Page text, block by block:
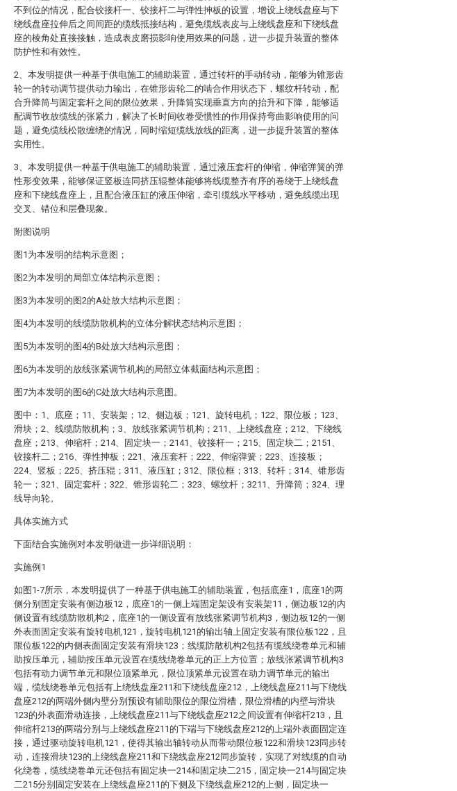
不到位的情况，配合铰接杆一、铰接杆二与弹性抻板的设置，增设上绕线盘座与下
绕线盘座拉伸后之间间距的缆线抵接结构，避免缆线表皮与上绕线盘座和下绕线盘
座的棱角处直接接触，造成表皮磨损影响使用效果的问题，进一步提升装置的整体
防护性和有效性。
2、本发明提供一种基于供电施工的辅助装置，通过转杆的手动转动，能够为锥形齿
轮一的转动调节提供动力输出，在锥形齿轮二的啮合作用状态下，螺纹杆转动，配
合升降筒与固定套杆之间的限位效果，升降筒实现垂直方向的抬升和下降，能够适
配调节收放缆线的张紧力，解决了长时间收卷受惯性的作用保持弯曲影响使用的问
题，避免缆线松散缠绕的情况，同时缩短缆线放线的距离，进一步提升装置的整体
实用性。
3、本发明提供一种基于供电施工的辅助装置，通过液压套杆的伸缩，伸缩弹簧的弹
性形变效果，能够保证竖板连同挤压辊整体能够将线缆整齐有序的卷绕于上绕线盘
座和下绕线盘座上，且配合液压缸的液压伸缩，牵引缆线水平移动，避免线缆出现
交叉、错位和层叠现象。
附图说明
图1为本发明的结构示意图；
图2为本发明的局部立体结构示意图；
图3为本发明的图2的A处放大结构示意图；
图4为本发明的线缆防散机构的立体分解状态结构示意图；
图5为本发明的图4的B处放大结构示意图；
图6为本发明的放线张紧调节机构的局部立体截面结构示意图；
图7为本发明的图6的C处放大结构示意图。
图中：1、底座；11、安装架；12、侧边板；121、旋转电机；122、限位板；123、
滑块；2、线缆防散机构；3、放线张紧调节机构；211、上绕线盘座；212、下绕线
盘座；213、伸缩杆；214、固定块一；2141、铰接杆一；215、固定块二；2151、
铰接杆二；216、弹性抻板；221、液压套杆；222、伸缩弹簧；223、连接板；
224、竖板；225、挤压辊；311、液压缸；312、限位框；313、转杆；314、锥形齿
轮一；321、固定套杆；322、锥形齿轮二；323、螺纹杆；3211、升降筒；324、理
线导向轮。
具体实施方式
下面结合实施例对本发明做进一步详细说明：
实施例1
如图1-7所示，本发明提供了一种基于供电施工的辅助装置，包括底座1，底座1的两
侧分别固定安装有侧边板12，底座1的一侧上端固定架设有安装架11，侧边板12的内
侧设置有线缆防散机构2，底座1的一侧设置有放线张紧调节机构3，侧边板12的一侧
外表面固定安装有旋转电机121，旋转电机121的输出轴上固定安装有限位板122，且
限位板122的内侧表面固定安装有滑块123；线缆防散机构2包括有缆线绕卷单元和辅
助按压单元，辅助按压单元设置在缆线绕卷单元的正上方位置；放线张紧调节机构3
包括有动力调节单元和限位顶紧单元，限位顶紧单元设置在动力调节单元的输出
端，缆线绕卷单元包括有上绕线盘座211和下绕线盘座212，上绕线盘座211与下绕线
盘座212的两端外侧内壁分别预设有辅助限位的限位滑槽，限位滑槽的内壁与滑块
123的外表面滑动连接，上绕线盘座211与下绕线盘座212之间设置有伸缩杆213，且
伸缩杆213的两端分别与上绕线盘座211的下端与下绕线盘座212的上端外表面固定连
接，通过驱动旋转电机121，使得其输出轴转动从而带动限位板122和滑块123同步转
动，连接滑块123的上绕线盘座211和下绕线盘座212同步旋转，实现了对线缆的自动
化绕卷，缆线绕卷单元还包括有固定块一214和固定块二215，固定块一214与固定块
二215分别固定安装在上绕线盘座211的下侧及下绕线盘座212的上侧，固定块一